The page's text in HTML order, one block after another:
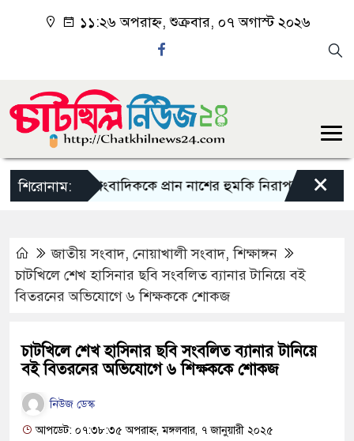
১১:২৬ অপরাহ্ন, শুক্রবার, ০৭ অগাস্ট ২০২৬
শিরোনাম:
চাটখিলে সাংবাদিককে প্রান নাশের হুমকি নিরাপত্তা চেয়ে থানায়
×
জাতীয় সংবাদ, নোয়াখালী সংবাদ,শিক্ষাঙ্গন
চাটখিলে শেখ হাসিনার ছবি সংবলিত ব্যানার টানিয়ে বই
বিতরনের অভিযোগে ৬ শিক্ষককে শোকজ
চাটখিলে শেখ হাসিনার ছবি সংবলিত ব্যানার টানিয়ে
বই বিতরনের অভিযোগে ৬ শিক্ষককে শোকজ
নিউজ ডেস্ক
আপডেট: ০৭:৩৮:৩৫ অপরাহ্ন, মঙ্গলবার, ৭ জানুয়ারী ২০২৫